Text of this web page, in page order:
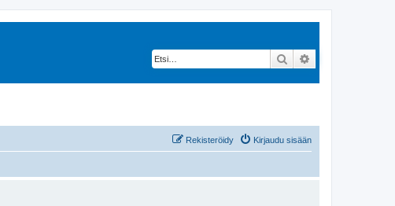
Etsi
Kirjaudu sisään
Rekisteröidy